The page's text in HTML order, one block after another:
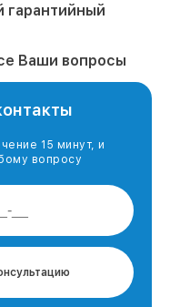
Ваши вопросы
15 минут, и
вопросу